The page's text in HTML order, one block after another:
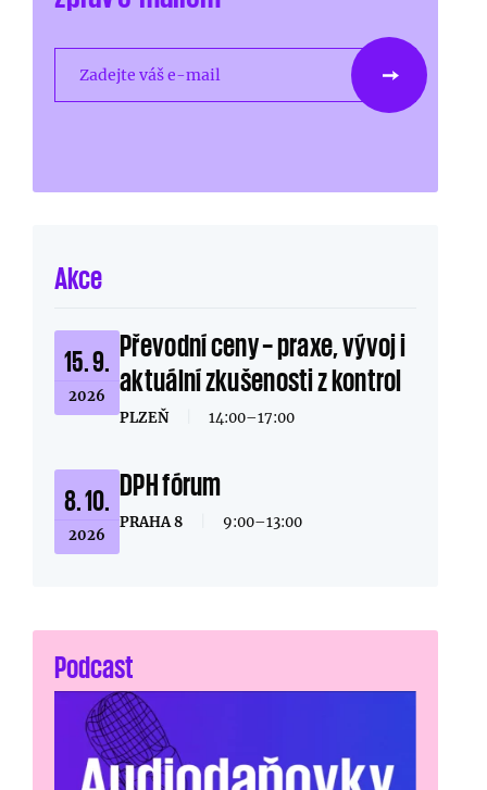
Zadejte váš e-mail
Akce
15. 9.
2026
Převodní ceny – praxe, vývoj i
aktuální zkušenosti z kontrol
PLZEŇ 14:00–17:00
8. 10.
2026
DPH fórum
PRAHA 8 9:00–13:00
Podcast